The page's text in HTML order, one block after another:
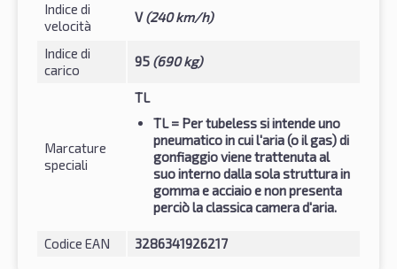
Indice di
velocità
V(240 km/h)
Indice di
carico
95 (690 kg)
Marcature
speciali
TL
TL= Per tubeless si intende uno
pneumatico in cui l'aria (o il gas) di
gonfiaggio viene trattenuta al
suo interno dalla sola struttura in
gomma e acciaio e non presenta
perciò la classica camera d'aria.
Codice EAN 3286341926217